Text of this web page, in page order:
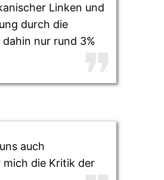
Linken und
durch die
nur rund 3%
auch
die Kritik der